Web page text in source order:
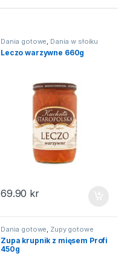
Dania gotowe, Dania w słoiku
Leczo warzywne 660g
69.90 kr
Dania gotowe, Zupy gotowe
Zupa krupnik z mięsem Profi
450g